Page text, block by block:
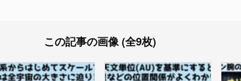
この記事の画像 (全9枚)